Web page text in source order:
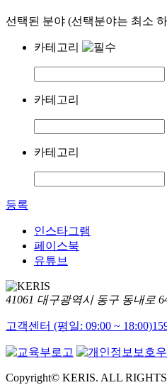
선택된 분야 (선택분야는 최소
카테고리
카테고리
카테고리
등록
인스타그램
페이스북
유튜브
41061 대구광역시 동구 동내로
고객센터 (평일: 09:00 ~ 18:00)
Copyright© KERIS. ALL